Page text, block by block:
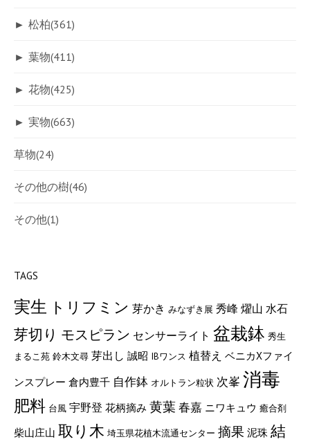
► 松柏(361)
► 葉物(411)
► 花物(425)
► 実物(663)
草物(24)
その他の樹(46)
その他(1)
TAGS
実生 トリフミン 芽かき みなずき展 秀峰 燿山 水石
芽切り モスピラン センサーライト 盆栽鉢 秀生
まるこ苑 鈴木文尋 芽出し 誠昭 IBワンス 植替え ベニカXファイ
ンスプレー 倉内豊千 自作鉢 オルトラン粒状 次峯 消毒
肥料 台風 宇野登 花柄摘み 黄葉春嘉 ニワキュウ 癒合剤
柴山庄山 取り木 埼玉県花植木流通センター 摘果 泥珠 結